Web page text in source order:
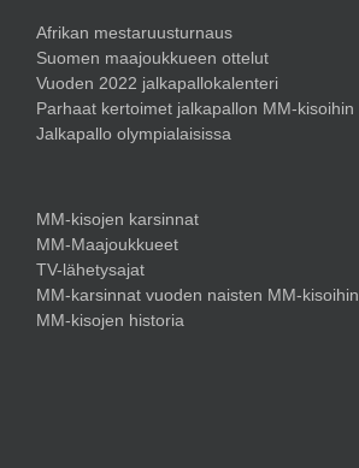
Afrikan mestaruusturnaus
Suomen maajoukkueen ottelut
Vuoden 2022 jalkapallokalenteri
Parhaat kertoimet jalkapallon MM-kisoihin
Jalkapallo olympialaisissa
MM-kisojen karsinnat
MM-Maajoukkueet
TV-lähetysajat
MM-karsinnat vuoden naisten MM-kisoihin
MM-kisojen historia